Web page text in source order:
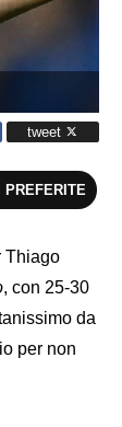
tweet
PREFERITE
Thiago
, con 25-30
da
per non